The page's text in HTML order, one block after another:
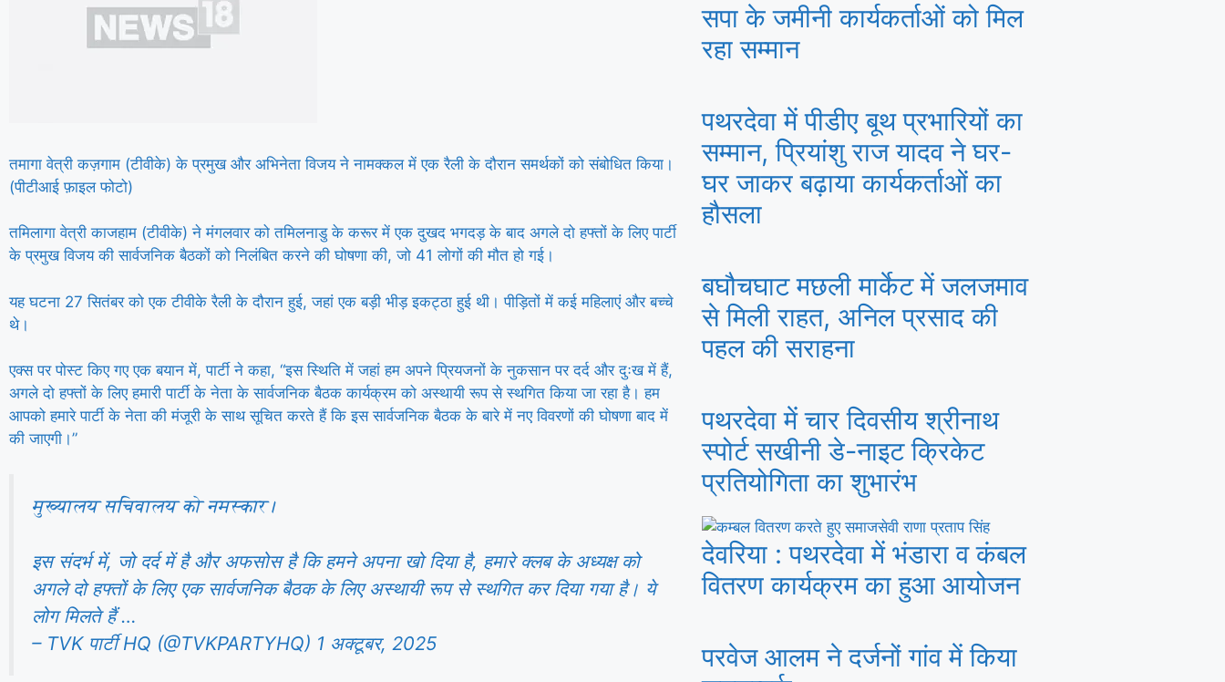
तमागा वेत्री कज़गाम (टीवीके) के प्रमुख और अभिनेता विजय ने नामक्कल में एक रैली के दौरान समर्थकों को संबोधित किया।
(पीटीआई फ़ाइल फोटो)
तमिलागा वेत्री काजहाम (टीवीके) ने मंगलवार को तमिलनाडु के करूर में एक दुखद भगदड़ के बाद अगले दो हफ्तों के लिए पार्टी
के प्रमुख विजय की सार्वजनिक बैठकों को निलंबित करने की घोषणा की, जो 41 लोगों की मौत हो गई।
यह घटना 27 सितंबर को एक टीवीके रैली के दौरान हुई, जहां एक बड़ी भीड़ इकट्ठा हुई थी। पीड़ितों में कई महिलाएं और बच्चे
थे।
एक्स पर पोस्ट किए गए एक बयान में, पार्टी ने कहा, “इस स्थिति में जहां हम अपने प्रियजनों के नुकसान पर दर्द और दुःख में हैं,
अगले दो हफ्तों के लिए हमारी पार्टी के नेता के सार्वजनिक बैठक कार्यक्रम को अस्थायी रूप से स्थगित किया जा रहा है। हम
आपको हमारे पार्टी के नेता की मंजूरी के साथ सूचित करते हैं कि इस सार्वजनिक बैठक के बारे में नए विवरणों की घोषणा बाद में
की जाएगी।”
मुख्यालय सचिवालय को नमस्कार।
इस संदर्भ में, जो दर्द में है और अफसोस है कि हमने अपना खो दिया है, हमारे क्लब के अध्यक्ष को
अगले दो हफ्तों के लिए एक सार्वजनिक बैठक के लिए अस्थायी रूप से स्थगित कर दिया गया है। ये
लोग मिलते हैं …
– TVK पार्टी HQ (@TVKPARTYHQ) 1 अक्टूबर, 2025
सपा के जमीनी कार्यकर्ताओं को मिल
रहा सम्मान
पथरदेवा में पीडीए बूथ प्रभारियों का
सम्मान, प्रियांशु राज यादव ने घर-
घर जाकर बढ़ाया कार्यकर्ताओं का
हौसला
बघौचघाट मछली मार्केट में जलजमाव
से मिली राहत, अनिल प्रसाद की
पहल की सराहना
पथरदेवा में चार दिवसीय श्रीनाथ
स्पोर्ट सखीनी डे-नाइट क्रिकेट
प्रतियोगिता का शुभारंभ
देवरिया : पथरदेवा में भंडारा व कंबल
वितरण कार्यक्रम का हुआ आयोजन
परवेज आलम ने दर्जनों गांव में किया